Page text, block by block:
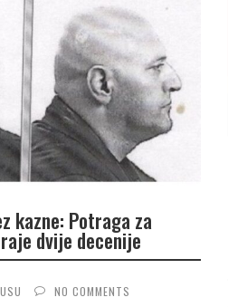
kazne: Potraga za
dvije decenije
NO COMMENTS